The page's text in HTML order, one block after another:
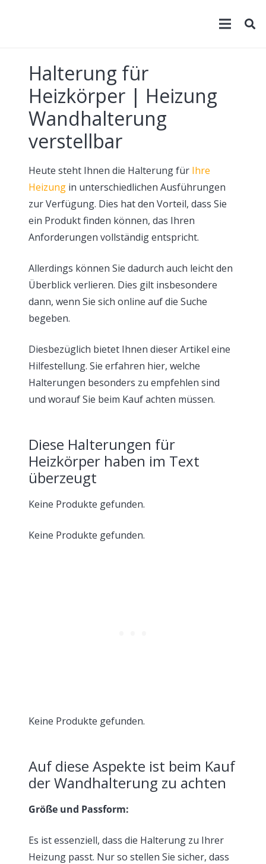
Halterung für
Heizkörper | Heizung
Wandhalterung
verstellbar
Heute steht Ihnen die Halterung für Ihre
Heizung in unterschiedlichen Ausführungen
zur Verfügung. Dies hat den Vorteil, dass Sie
ein Produkt finden können, das Ihren
Anforderungen vollständig entspricht.
Allerdings können Sie dadurch auch leicht den
Überblick verlieren. Dies gilt insbesondere
dann, wenn Sie sich online auf die Suche
begeben.
Diesbezüglich bietet Ihnen dieser Artikel eine
Hilfestellung. Sie erfahren hier, welche
Halterungen besonders zu empfehlen sind
und worauf Sie beim Kauf achten müssen.
Diese Halterungen für
Heizkörper haben im Text
überzeugt
Keine Produkte gefunden.
Keine Produkte gefunden.
Keine Produkte gefunden.
Auf diese Aspekte ist beim Kauf
der Wandhalterung zu achten
Größe und Passform:
Es ist essenziell, dass die Halterung zu Ihrer
Heizung passt. Nur so stellen Sie sicher, dass